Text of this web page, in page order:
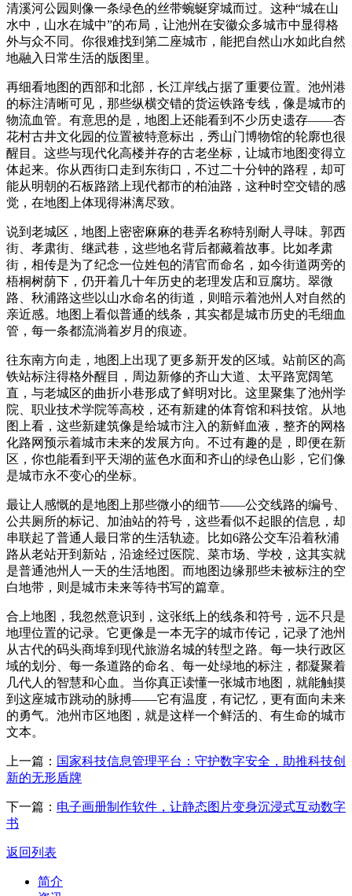
清溪河公园则像一条绿色的丝带蜿蜒穿城而过。这种“城在山
水中，山水在城中”的布局，让池州在安徽众多城市中显得格
外与众不同。你很难找到第二座城市，能把自然山水如此自然
地融入日常生活的版图里。
再细看地图的西部和北部，长江岸线占据了重要位置。池州港
的标注清晰可见，那些纵横交错的货运铁路专线，像是城市的
物流血管。有意思的是，地图上还能看到不少历史遗存——杏
花村古井文化园的位置被特意标出，秀山门博物馆的轮廓也很
醒目。这些与现代化高楼并存的古老坐标，让城市地图变得立
体起来。你从西街口走到东街口，不过二十分钟的路程，却可
能从明朝的石板路踏上现代都市的柏油路，这种时空交错的感
觉，在地图上体现得淋漓尽致。
说到老城区，地图上密密麻麻的巷弄名称特别耐人寻味。郭西
街、孝肃街、继武巷，这些地名背后都藏着故事。比如孝肃
街，相传是为了纪念一位姓包的清官而命名，如今街道两旁的
梧桐树荫下，仍开着几十年历史的老理发店和豆腐坊。翠微
路、秋浦路这些以山水命名的街道，则暗示着池州人对自然的
亲近感。地图上看似普通的线条，其实都是城市历史的毛细血
管，每一条都流淌着岁月的痕迹。
往东南方向走，地图上出现了更多新开发的区域。站前区的高
铁站标注得格外醒目，周边新修的齐山大道、太平路宽阔笔
直，与老城区的曲折小巷形成了鲜明对比。这里聚集了池州学
院、职业技术学院等高校，还有新建的体育馆和科技馆。从地
图上看，这些新建筑像是给城市注入的新鲜血液，整齐的网格
化路网预示着城市未来的发展方向。不过有趣的是，即便在新
区，你也能看到平天湖的蓝色水面和齐山的绿色山影，它们像
是城市永不变心的坐标。
最让人感慨的是地图上那些微小的细节——公交线路的编号、
公共厕所的标记、加油站的符号，这些看似不起眼的信息，却
串联起了普通人最日常的生活轨迹。比如6路公交车沿着秋浦
路从老站开到新站，沿途经过医院、菜市场、学校，这其实就
是普通池州人一天的生活地图。而地图边缘那些未被标注的空
白地带，则是城市未来等待书写的篇章。
合上地图，我忽然意识到，这张纸上的线条和符号，远不只是
地理位置的记录。它更像是一本无字的城市传记，记录了池州
从古代的码头商埠到现代旅游名城的转型之路。每一块行政区
域的划分、每一条道路的命名、每一处绿地的标注，都凝聚着
几代人的智慧和心血。当你真正读懂一张城市地图，就能触摸
到这座城市跳动的脉搏——它有温度，有记忆，更有面向未来
的勇气。池州市区地图，就是这样一个鲜活的、有生命的城市
文本。
上一篇： 国家科技信息管理平台：守护数字安全，助推科技创
新的无形盾牌
下一篇： 电子画册制作软件，让静态图片变身沉浸式互动数字
书
返回列表
简介